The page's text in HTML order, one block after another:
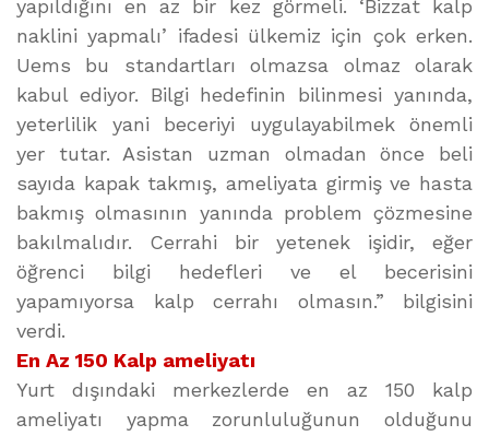
yapıldığını en az bir kez görmeli. ‘Bizzat kalp
naklini yapmalı’ ifadesi ülkemiz için çok erken.
Uems bu standartları olmazsa olmaz olarak
kabul ediyor. Bilgi hedefinin bilinmesi yanında,
yeterlilik yani beceriyi uygulayabilmek önemli
yer tutar. Asistan uzman olmadan önce beli
sayıda kapak takmış, ameliyata girmiş ve hasta
bakmış olmasının yanında problem çözmesine
bakılmalıdır. Cerrahi bir yetenek işidir, eğer
öğrenci bilgi hedefleri ve el becerisini
yapamıyorsa kalp cerrahı olmasın.” bilgisini
verdi.
En Az 150 Kalp ameliyatı
Yurt dışındaki merkezlerde en az 150 kalp
ameliyatı yapma zorunluluğunun olduğunu